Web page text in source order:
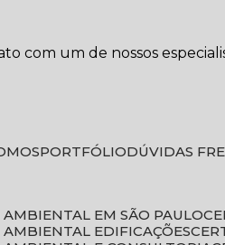
com um de nossos
PORTFÓLIO DÚVIDAS
AMBIENTAL EM SÃO PAULO
AMBIENTAL EDIFICAÇÕES